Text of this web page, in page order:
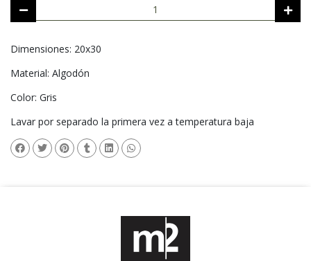
Dimensiones: 20x30
Material: Algodón
Color: Gris
Lavar por separado la primera vez a temperatura baja